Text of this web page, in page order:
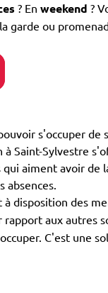
? En weekend ?
garde ou
s'occuper
Saint-Sylvestre
qui aiment avoir
absences.
disposition des
aux autres
C'est une